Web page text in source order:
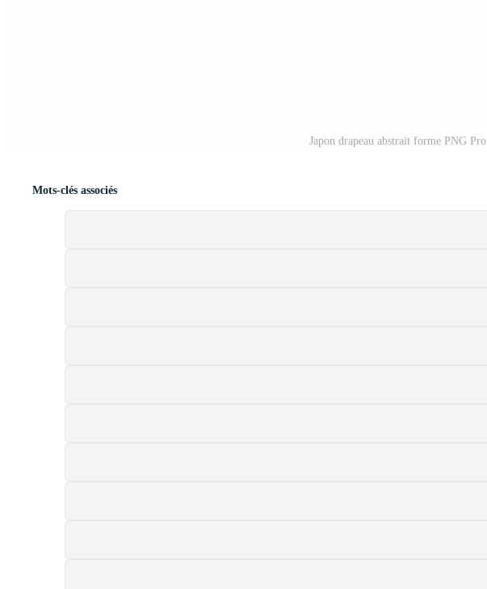
Japon drapeau abstrait forme PNG Pro
Mots-clés associés